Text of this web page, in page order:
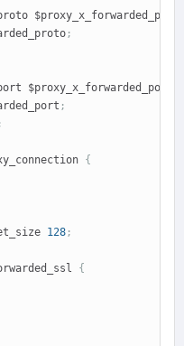
;
$proxy_x_forwarded_port
;
;
{
128 ;
{